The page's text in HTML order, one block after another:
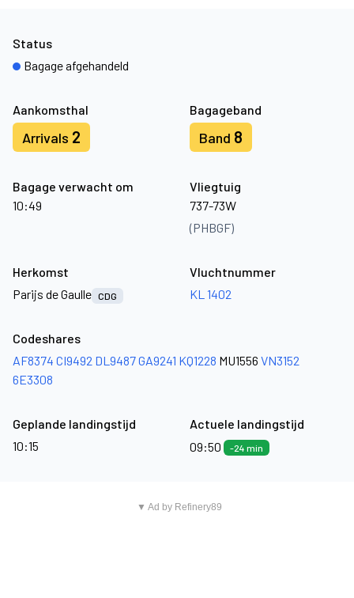
Aankomsthal
Arrivals 2
Bagageband
Band 8
Bagage verwacht om
10:49
Vliegtuig
737-73W
(PHBGF)
Status
Bagage afgehandeld
Herkomst
Parijs de Gaulle CDG
Vluchtnummer
KL 1402
Codeshares
AF8374 CI9492 DL9487GA9241 KQ1228 MU1556 VN3152
6E3308
Geplande landingstijd
10:15
Actuele landingstijd
09:50
-24 min
▼ Ad by Refinery89